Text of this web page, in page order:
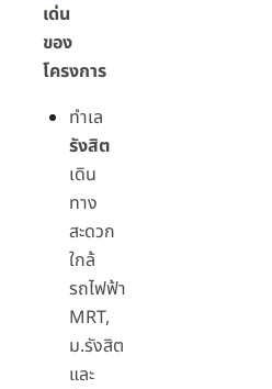
เด่น
ของ
โครงการ
ทำเล
รังสิต
เดิน
ทาง
สะดวก
ใกล้
รถไฟฟ้า
MRT,
ม.รังสิต
และ